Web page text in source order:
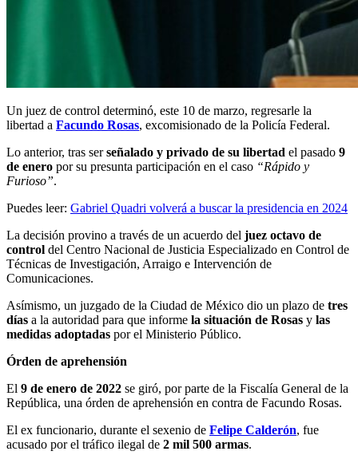
Un juez de control determinó, este 10 de marzo, regresarle la
libertad a Facundo Rosas, excomisionado de la Policía Federal.
Lo anterior, tras serseñalado y privado de su libertad el pasado 9
de enero por su presunta participación en el caso “Rápido y
Furioso”.
Puedes leer: Gabriel Quadri volverá a buscar la presidencia en 2024
La decisión provino a través de un acuerdo del juez octavo de
control del Centro Nacional de Justicia Especializado en Control de
Técnicas de Investigación, Arraigo e Intervención de
Comunicaciones.
Asímismo, un juzgado de la Ciudad de México dio un plazo de tres
días a la autoridad para que informe la situación de Rosas y las
medidas adoptadas por el Ministerio Público.
Órden de aprehensión
El 9 de enero de 2022 se giró, por parte de la Fiscalía General de la
República, una órden de aprehensión en contra de Facundo Rosas.
El ex funcionario, durante el sexenio de Felipe Calderón, fue
acusado por el tráfico ilegal de 2 mil 500 armas.